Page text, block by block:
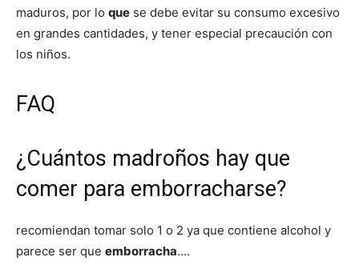
maduros, por lo que se debe evitar su consumo excesivo
en grandes cantidades, y tener especial precaución con
los niños.
FAQ
¿Cuántos madroños hay que
comer para emborracharse?
recomiendan tomar solo 1 o 2 ya que contiene alcohol y
parece ser que emborracha….